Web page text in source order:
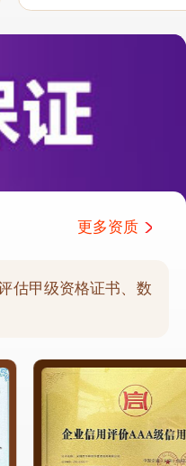
分析公司协助和支持
户报告需求的延伸服
更多资质
估甲级资格证书、数